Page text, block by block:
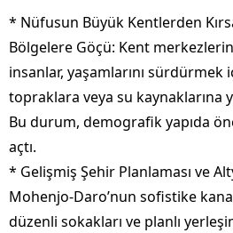
* Nüfusun Büyük Kentlerden
Bölgelere Göçü: Kent
insanlar, yaşamlarını sürdürmek
topraklara veya su kaynaklarına
Bu durum, demografik yapıda
açtı.
* Gelişmiş Şehir Planlaması ve
Mohenjo-Daro’nun sofistike
düzenli sokakları ve planlı